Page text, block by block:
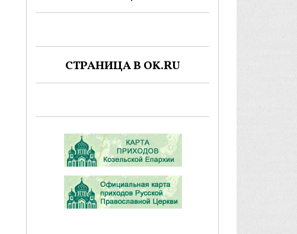
СТРАНИЦА В OK.RU